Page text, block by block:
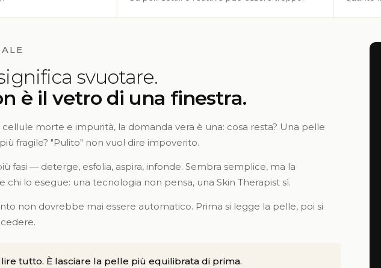
svuotare.
è il vetro di una finestra.
morte e impurità, la domanda vera è una: cosa resta? Una pelle
fragile? "Pulito" non vuol dire impoverito.
fasi — deterge, esfolia, aspira, infonde. Sembra semplice, ma la
chi lo esegue: una tecnologia non pensa, una Skin Therapist sì.
non dovrebbe mai essere automatico. Prima si legge la pelle, poi si
tutto. È lasciare la pelle più equilibrata di prima.